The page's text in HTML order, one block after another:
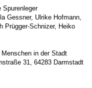
Spurenleger
Gessner, Ulrike Hofmann,
Prügger-Schnizer, Heiko
in der Stadt
31, 64283 Darmstadt